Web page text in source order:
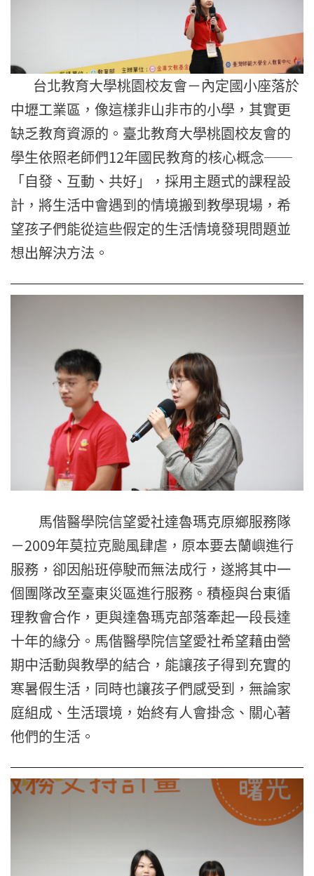
台北教育大學桃園校友會－內定國小座落於
中壢工業區， 像這樣非山非市的小學，其實更
缺乏教育資源的。 臺北教育大學桃園校友會的
學生依照老師們12年國民教育的核心概念──
「自發、互動、共好」，採用主題式的課程設
計， 將生活中會遇到的情境搬到教學現場， 希
望孩子們能從這些假定的生活情境發現問題並
想出解決方法。
馬偕醫學院信望愛社達魯瑪克原鄉服務隊
－2009年莫拉克颱風肆虐，原本要去蘭嶼進行
服務，卻因船班停駛而無法成行， 遂將其中一
個團隊改至臺東災區進行服務。 積極與台東循
理教會合作， 更與達魯瑪克部落牽起一段長達
十年的緣分。 馬偕醫學院信望愛社希望藉由營
期中活動與教學的結合， 能讓孩子得到充實的
寒暑假生活，同時也讓孩子們感受到， 無論家
庭組成、生活環境，始終有人會掛念、關心著
他們的生活。